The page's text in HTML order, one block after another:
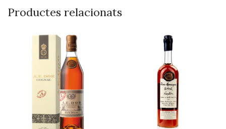
Productes relacionats